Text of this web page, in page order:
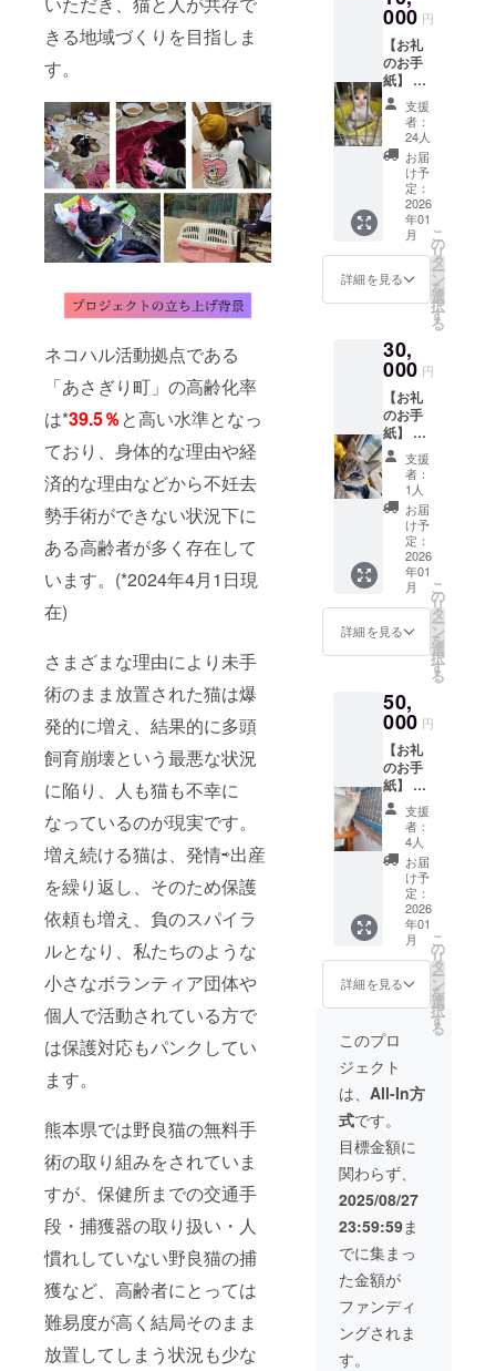
きる地域づくりを目指しま
す。
ネコハル活動拠点である
「あさぎり町」の高齢化率
は*39.5％と高い水準となっ
ており、身体的な理由や経
済的な理由などから不妊去
勢手術ができない状況下に
ある高齢者が多く存在して
います。(*2024年4月1日現
在)
さまざまな理由により未手
術のまま放置された猫は爆
発的に増え、結果的に多頭
飼育崩壊という最悪な状況
に陥り、人も猫も不幸に
なっているのが現実です。
増え続ける猫は、発情⇨出産
を繰り返し、そのため保護
依頼も増え、負のスパイラ
ルとなり、私たちのような
小さなボランティア団体や
個人で活動されている方で
は保護対応もパンクしてい
ます。
熊本県では野良猫の無料手
術の取り組みをされていま
すが、保健所までの交通手
段・捕獲器の取り扱い・人
慣れしていない野良猫の捕
獲など、高齢者にとっては
難易度が高く結局そのまま
放置してしまう状況も少な
を写真
と共に
報告い
たしま
す。
000 円
【お礼
のお手
紙】 感
謝の気
持ちを
込め
て、お
手紙と
オリジ
ナルス
テッ
カーを
お送り
しま
す。
【TNR
ジタル
報告
書】
TNR実
施内容
を写真
と共に
報告い
たしま
す。
支援
者：
24人
お届
け予
定：
2026
年01
月
詳細を見る
こ
の
リ
タ
ー
ン
を
選
択
す
る
30,
000 円
【お礼
のお手
紙】 感
謝の気
持ちを
込め
て、お
手紙と
ネコハ
ルオリ
ジナル
エコ
バッグ
をお送
りしま
す。
実施デ
ジタル
報告
書】
TNR実
施内容
を写真
と共に
報告い
たしま
す。
支援
者：
1人
お届
け予
定：
2026
年01
月
詳細を見る
こ
の
リ
タ
ー
ン
を
選
択
す
る
50,
000 円
【お礼
のお手
紙】 感
謝の気
持ちを
込め
て、お
手紙と
ネコハ
ルオリ
ジナル
エコ
バッ
グ、T
シャツ
をお送
りしま
す。
【TNR
実施デ
ジタル
報告
書】
TNR実
施内容
を写真
と共に
報告い
たしま
す。
支援
者：
4人
お届
け予
定：
2026
年01
月
詳細を見る
こ
の
リ
タ
ー
ン
を
選
択
す
る
このプロ
ジェクト
は、 All-In方
式です。
目標金額に
関わらず、
2025/08/27
23:59:59ま
でに集まっ
た金額が
ファンディ
ングされま
す。